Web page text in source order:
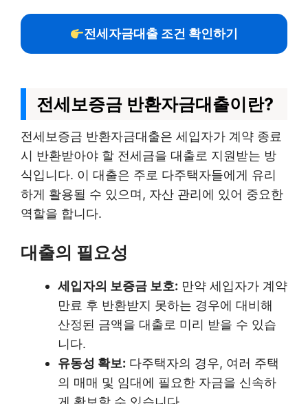
전세자금대출 조건 확인하기
전세보증금 반환자금대출이란?
전세보증금 반환자금대출은 세입자가 계약 종료
시 반환받아야 할 전세금을 대출로 지원받는 방
식입니다. 이 대출은 주로 다주택자들에게 유리
하게 활용될 수 있으며, 자산 관리에 있어 중요한
역할을 합니다.
대출의 필요성
세입자의 보증금 보호: 만약 세입자가 계약
만료 후 반환받지 못하는 경우에 대비해
산정된 금액을 대출로 미리 받을 수 있습
니다.
유동성 확보: 다주택자의 경우, 여러 주택
의 매매 및 임대에 필요한 자금을 신속하